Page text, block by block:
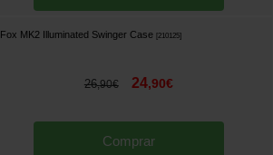
Fox MK2 Illuminated Swinger Case [210125]
26,90€ 24,90€
Comprar